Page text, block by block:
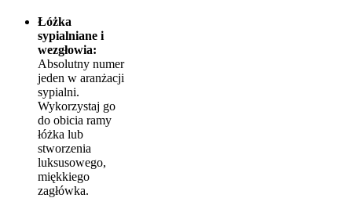
Łóżka
sypialniane i
wezgłowia:
Absolutny numer
jeden w aranżacji
sypialni.
Wykorzystaj go
do obicia ramy
łóżka lub
stworzenia
luksusowego,
miękkiego
zagłówka.